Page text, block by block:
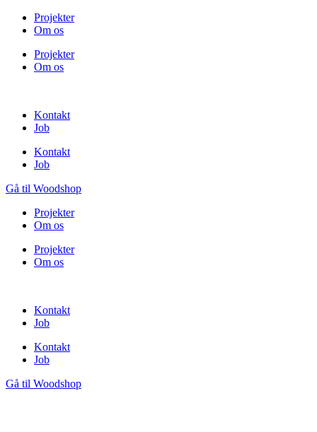
Projekter
Om os
Projekter
Om os
Kontakt
Job
Kontakt
Job
Gå til Woodshop
Projekter
Om os
Projekter
Om os
Kontakt
Job
Kontakt
Job
Gå til Woodshop